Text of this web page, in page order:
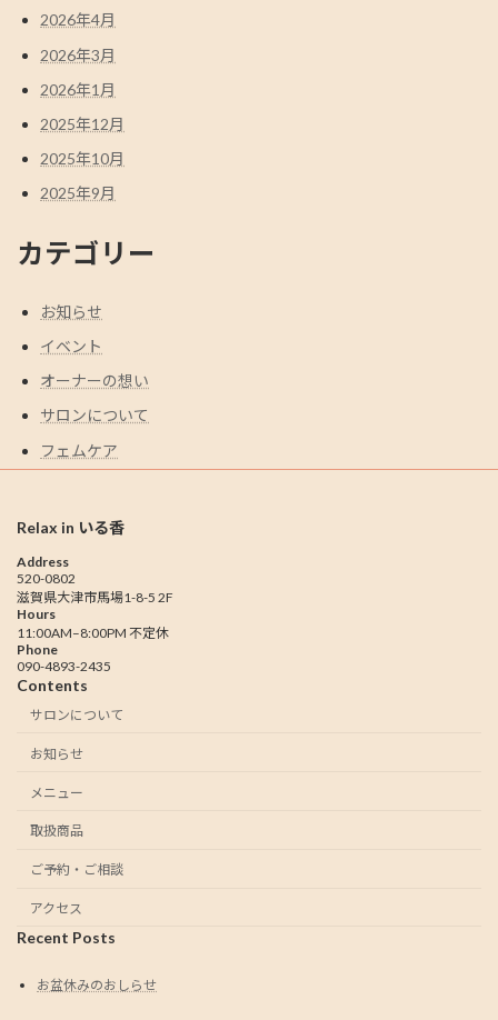
2026年4月
2026年3月
2026年1月
2025年12月
2025年10月
2025年9月
カテゴリー
お知らせ
イベント
オーナーの想い
サロンについて
フェムケア
Relax in いる香
Address
520-0802
滋賀県大津市馬場1-8-5 2F
Hours
11:00AM–8:00PM 不定休
Phone
090-4893-2435
Contents
サロンについて
お知らせ
メニュー
取扱商品
ご予約・ご相談
アクセス
Recent Posts
お盆休みのおしらせ